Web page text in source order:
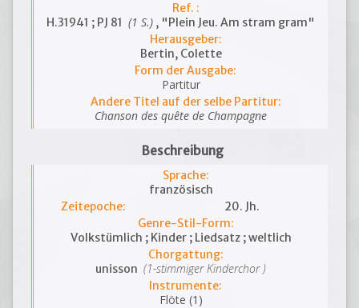
Ref. :
H.31941 ; PJ 81 (1 S.) , "Plein Jeu. Am stram gram"
Herausgeber:
Bertin, Colette
Form der Ausgabe:
Partitur
Andere Titel auf der selbe Partitur:
Chanson des quête de Champagne
Beschreibung
Sprache:
französisch
Zeitepoche:
20. Jh.
Genre-Stil-Form:
Volkstümlich ; Kinder ; Liedsatz ; weltlich
Chorgattung:
unisson (1-stimmiger Kinderchor )
Instrumente:
Flöte (1)